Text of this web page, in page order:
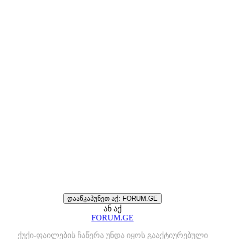
დააწკაპუნეთ აქ: FORUM.GE
ან აქ
FORUM.GE
ქუქი-ფაილების ჩაწერა უნდა იყოს გააქტიურებული